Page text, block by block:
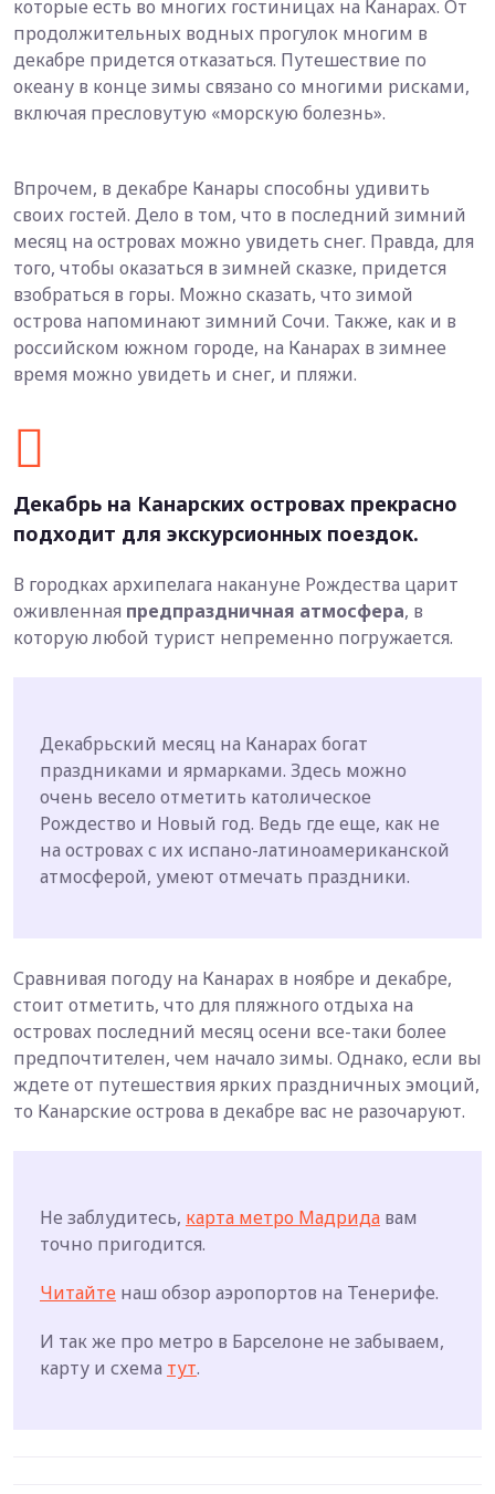
которые есть во многих гостиницах на Канарах. От
продолжительных водных прогулок многим в
декабре придется отказаться. Путешествие по
океану в конце зимы связано со многими рисками,
включая пресловутую «морскую болезнь».
Впрочем, в декабре Канары способны удивить
своих гостей. Дело в том, что в последний зимний
месяц на островах можно увидеть снег. Правда, для
того, чтобы оказаться в зимней сказке, придется
взобраться в горы. Можно сказать, что зимой
острова напоминают зимний Сочи. Также, как и в
российском южном городе, на Канарах в зимнее
время можно увидеть и снег, и пляжи.
Декабрь на Канарских островах прекрасно
подходит для экскурсионных поездок.
В городках архипелага накануне Рождества царит
оживленная предпраздничная атмосфера, в
которую любой турист непременно погружается.
Декабрьский месяц на Канарах богат
праздниками и ярмарками. Здесь можно
очень весело отметить католическое
Рождество и Новый год. Ведь где еще, как не
на островах с их испано-латиноамериканской
атмосферой, умеют отмечать праздники.
Сравнивая погоду на Канарах в ноябре и декабре,
стоит отметить, что для пляжного отдыха на
островах последний месяц осени все-таки более
предпочтителен, чем начало зимы. Однако, если вы
ждете от путешествия ярких праздничных эмоций,
то Канарские острова в декабре вас не разочаруют.
Не заблудитесь, карта метро Мадрида вам
точно пригодится.
Читайте наш обзор аэропортов на Тенерифе.
И так же про метро в Барселоне не забываем,
карту и схема тут.